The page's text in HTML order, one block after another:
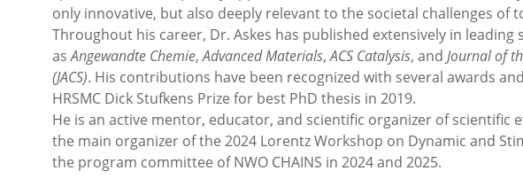
only innovative, but also deeply relevant to the societal challenges of
Throughout his career, Dr. Askes has published extensively in leading
asAngewandte Chemie,Advanced Materials,ACS Catalysis, and Journal of
(JACS). His contributions have been recognized with several awards
HRSMC Dick Stufkens Prize for best PhD thesis in 2019.
He is an active mentor, educator, and scientific organizer of scientific
the main organizer of the 2024 Lorentz Workshop on Dynamic and
the program committee of NWO CHAINS in 2024 and 2025.